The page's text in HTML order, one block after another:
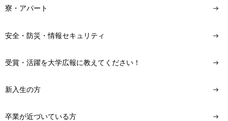
寮・アパート
安全・防災・情報セキュリティ
受賞・活躍を大学広報に教えてください！
新入生の方
卒業が近づいている方